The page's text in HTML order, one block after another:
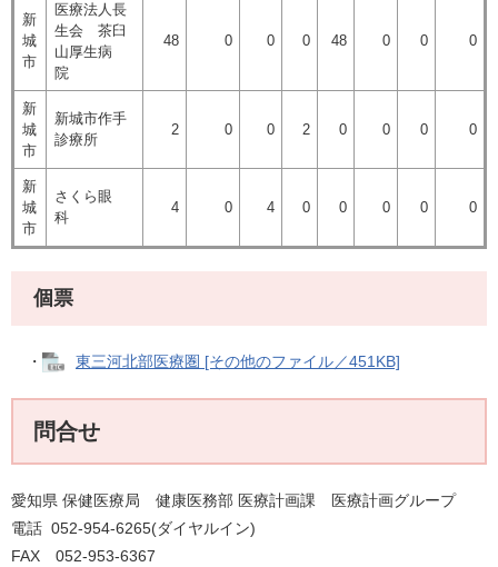
新
城
市
医療法人長
生会 茶臼
山厚生病
院
48 0 0 0 48 0 0 0
新
城
市
新城市作手
診療所
2 0 0 2 0 0 0 0
新
城
市
さくら眼
科
4 0 4 0 0 0 0 0
個票
・ 東三河北部医療圏 [その他のファイル／451KB]
問合せ
愛知県 保健医療局 健康医務部 医療計画課 医療計画グループ
電話 052-954-6265(ダイヤルイン)
FAX 052-953-6367